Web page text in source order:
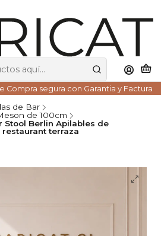
Compra segura con Garantia y Factura
de Bar
de 100cm
Stool Berlin Apilables de
terraza